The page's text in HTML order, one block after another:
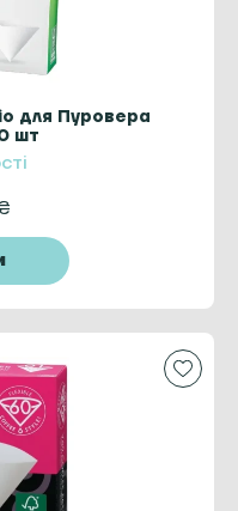
для Пуровера
шт
₴